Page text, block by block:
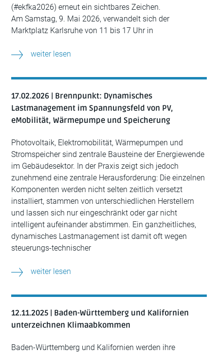
(#ekfka2026) erneut ein sichtbares Zeichen.
Am Samstag, 9. Mai 2026, verwandelt sich der
Marktplatz Karlsruhe von 11 bis 17 Uhr in
weiter lesen
17.02.2026 | Brennpunkt: Dynamisches
Lastmanagement im Spannungsfeld von PV,
eMobilität, Wärmepumpe und Speicherung
Photovoltaik, Elektromobilität, Wärmepumpen und
Stromspeicher sind zentrale Bausteine der Energiewende
im Gebäudesektor. In der Praxis zeigt sich jedoch
zunehmend eine zentrale Herausforderung: Die einzelnen
Komponenten werden nicht selten zeitlich versetzt
installiert, stammen von unterschiedlichen Herstellern
und lassen sich nur eingeschränkt oder gar nicht
intelligent aufeinander abstimmen. Ein ganzheitliches,
dynamisches Lastmanagement ist damit oft wegen
steuerungs-technischer
weiter lesen
12.11.2025 | Baden-Württemberg und Kalifornien
unterzeichnen Klimaabkommen
Baden-Württemberg und Kalifornien werden ihre